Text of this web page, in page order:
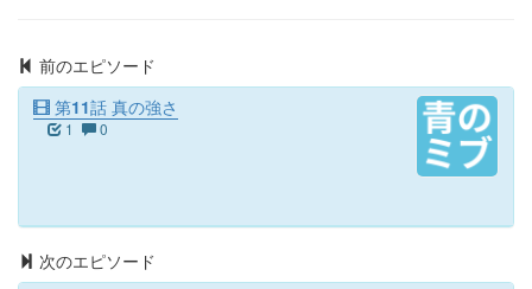
前のエピソード
第11話 真の強さ
1 0
次のエピソード